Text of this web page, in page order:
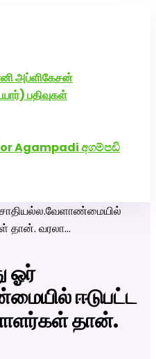
அப்ளிகேசன்
பதிவுகள்
Agampadi අගම්පඩි
தான். வரலா…
ஓர்
ஈடுபட்ட
தான்.
அகமுடையார்மேட்ரி-